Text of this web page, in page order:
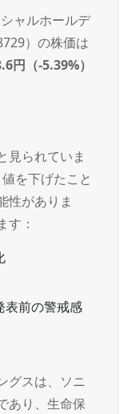
ャルホールデ
）の株価は
円（-5.39%）
見られていま
を下げたこと
性がありま
す：
表前の警戒感
グスは、ソニ
あり、生命保